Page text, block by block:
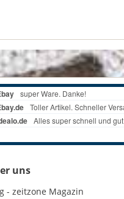
uns
- zeitzone Magazin